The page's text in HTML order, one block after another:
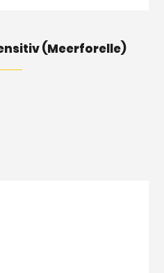
(Meerforelle)